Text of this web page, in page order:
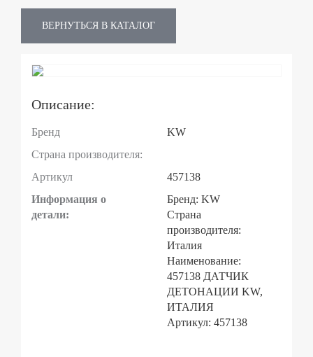
ВЕРНУТЬСЯ В КАТАЛОГ
Описание:
Бренд
KW
Страна производителя:
Артикул
457138
Информация о
детали:
Бренд: KW
Страна
производителя:
Италия
Наименование:
457138 ДАТЧИК
ДЕТОНАЦИИ KW,
ИТАЛИЯ
Артикул: 457138